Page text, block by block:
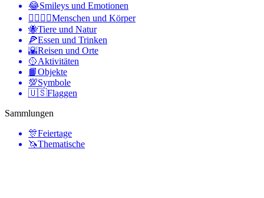
😂Smileys und Emotionen
👩‍❤️‍💋‍👨Menschen und Körper
🐝Tiere und Natur
🍕Essen und Trinken
🌇Reisen und Orte
🥎Aktivitäten
📙Objekte
💯Symbole
🇺🇸Flaggen
Sammlungen
🎊Feiertage
🦄Thematische